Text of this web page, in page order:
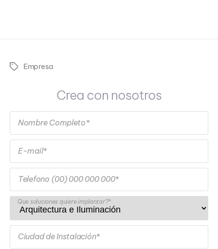
TagsEmpresa
Crea con nosotros
Nombre Completo*
E-mail*
Telefono (00) 000 000 000*
Que soluciones quiere implantar?*
Ciudad de Instalación*